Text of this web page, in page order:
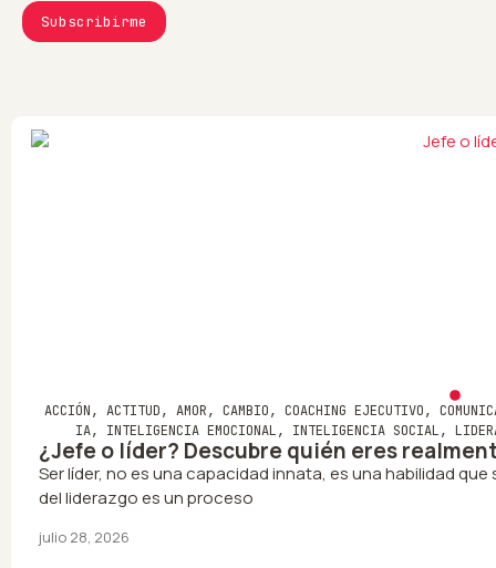
ACCIÓN, ACTITUD, AMOR, CAMBIO, COACHING EJECUTIVO,
IA, INTELIGENCIA EMOCIONAL, INTELIGENCIA SOCIAL,
¿Jefe o líder? Descubre quién eres
Ser líder, no es una capacidad innata, es una habilidad
del liderazgo es un proceso
julio 28, 2026